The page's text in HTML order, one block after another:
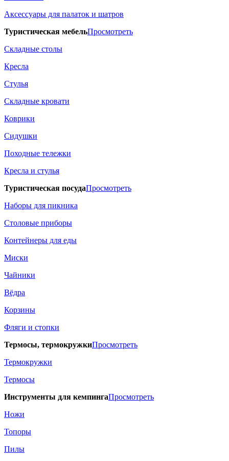
Аксессуары для палаток и шатров
Туристическая мебельПросмотреть
Складные столы
Кресла
Стулья
Складные кровати
Коврики
Сидушки
Походные тележки
Кресла и стулья
Туристическая посудаПросмотреть
Наборы для пикника
Столовые приборы
Контейнеры для еды
Миски
Чайники
Вёдра
Корзины
Фляги и стопки
Термосы, термокружкиПросмотреть
Термокружки
Термосы
Инструменты для кемпингаПросмотреть
Ножи
Топоры
Пилы